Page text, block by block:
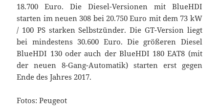
18.700 Euro. Die Diesel-Versionen mit BlueHDI
starten im neuen 308 bei 20.750 Euro mit dem 73 kW
/ 100 PS starken Selbstzünder. Die GT-Version liegt
bei mindestens 30.600 Euro. Die größeren Diesel
BlueHDI 130 oder auch der BlueHDI 180 EAT8 (mit
der neuen 8-Gang-Automatik) starten erst gegen
Ende des Jahres 2017.
Fotos: Peugeot